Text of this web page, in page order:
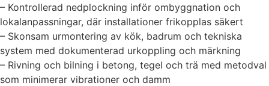
– Kontrollerad nedplockning inför ombyggnation och
lokalanpassningar, där installationer frikopplas säkert
– Skonsam urmontering av kök, badrum och tekniska
system med dokumenterad urkoppling och märkning
– Rivning och bilning i betong, tegel och trä med metodval
som minimerar vibrationer och damm